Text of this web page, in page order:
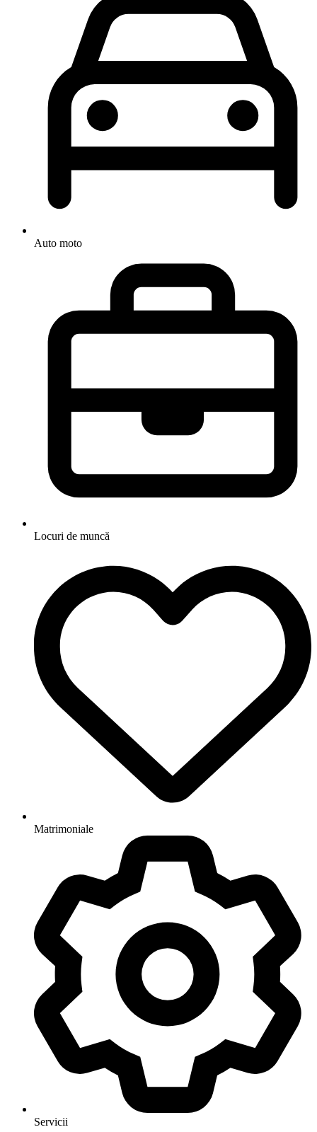
Auto moto
Locuri de muncă
Matrimoniale
Servicii